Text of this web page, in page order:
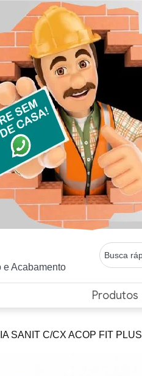
e Acabamento
Produtos
SANIT C/CX ACOP FIT PLUS